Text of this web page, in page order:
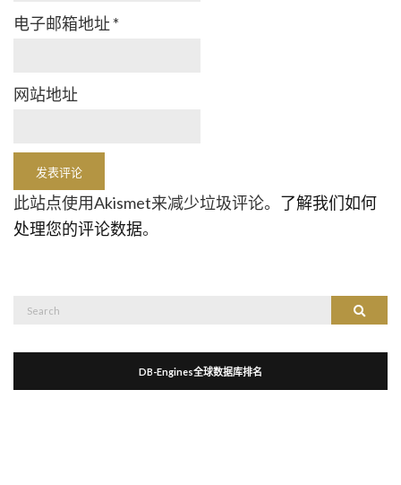
电子邮箱地址 *
网站地址
此站点使用Akismet来减少垃圾评论。 了解我们如何
处理您的评论数据。
Search
DB-Engines全球数据库排名